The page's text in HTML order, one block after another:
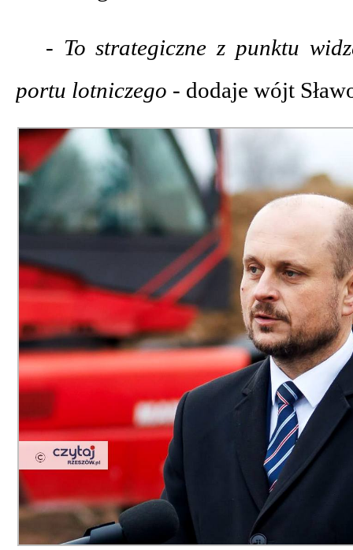
- To strategiczne z punktu
portu lotniczego - dodaje wójt